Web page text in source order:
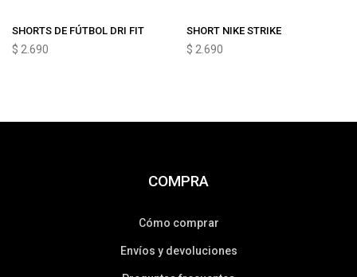
SHORTS DE FÚTBOL DRI FIT
$ 2.690
SHORT NIKE STRIKE
$ 2.690
COMPRA
Cómo comprar
Envíos y devoluciones